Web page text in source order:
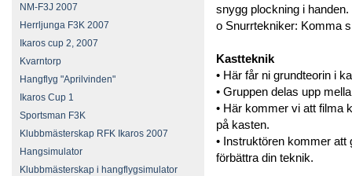
NM-F3J 2007
Herrljunga F3K 2007
Ikaros cup 2, 2007
Kvarntorp
Hangflyg "Aprilvinden"
Ikaros Cup 1
Sportsman F3K
Klubbmästerskap RFK Ikaros 2007
Hangsimulator
Klubbmästerskap i hangflygsimulator
snygg plockning i handen.
o Snurrtekniker: Komma
Kastteknik
• Här får ni grundteorin i
• Gruppen delas upp
• Här kommer vi att filma
på kasten.
• Instruktören kommer att
förbättra din teknik.